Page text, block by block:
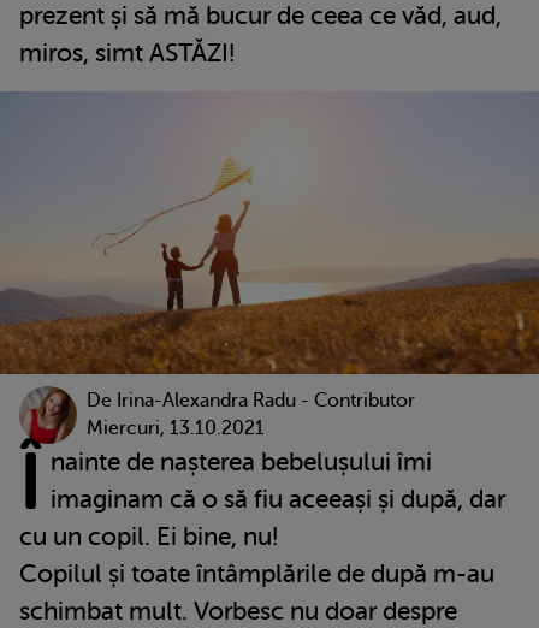
prezent și să mă bucur de ceea ce văd, aud,
miros, simt ASTĂZI!
De Irina-Alexandra Radu - Contributor
Miercuri, 13.10.2021
Î nainte de nașterea bebelușului îmi
imaginam că o să fiu aceeași și după, dar
cu un copil. Ei bine, nu!
Copilul și toate întâmplările de după m-au
schimbat mult. Vorbesc nu doar despre